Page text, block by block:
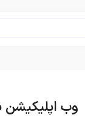
وب اپلیکیشن